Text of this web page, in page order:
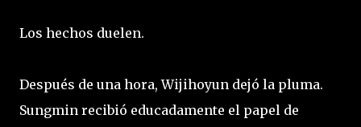
Los hechos duelen.
Después de una hora, Wijihoyun dejó la pluma.
Sungmin recibió educadamente el papel de